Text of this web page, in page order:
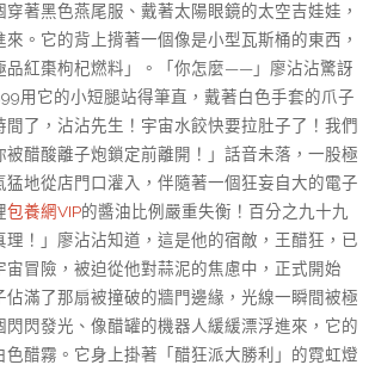
著黑色燕尾服、戴著太陽眼鏡的太空吉娃娃，
。它的背上揹著一個像是小型瓦斯桶的東西，
品紅棗枸杞燃料」。「你怎麼——」廖沾沾驚訝
用它的小短腿站得筆直，戴著白色手套的爪子
間了，沾沾先生！宇宙水餃快要拉肚子了！我們
被醋酸離子炮鎖定前離開！」話音未落，一股極
猛地從店門口灌入，伴隨著一個狂妄自大的電子
包養網VIP的醬油比例嚴重失衡！百分之九十九
理！」廖沾沾知道，這是他的宿敵，王醋狂，已
宙冒險，被迫從他對蒜泥的焦慮中，正式開始
佔滿了那扇被撞破的牆門邊緣，光線一瞬間被極
閃閃發光、像醋罐的機器人緩緩漂浮進來，它的
色醋霧。它身上掛著「醋狂派大勝利」的霓虹燈